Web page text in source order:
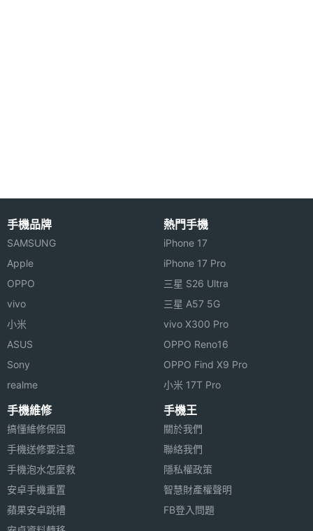
畫面清晰、細節生動的精彩視頻短片，隨時隨地記錄
生活點滴。THL 美猴王 2 採用魔麗音技術，使頻譜更
寬，讓用戶享受高融合性的低頻聲音；具備 HALL 感
測器，將 Hall 傳感磁鐵安裝在手機皮套上，通過與手
機內置 Hall 功能結合，可以實現翻開 / 合閉皮套時螢
幕自動亮起 / 熄滅與接聽電話 / 掛機功能；除此，THL
美猴王 2 亦支援藍牙 4.0、Wi-Fi、GPS、OTG 外接設
備與 NFC 近場通訊功能。
THL 美猴王 2 功能特色
◎ 運行基於 Android 4.2 深度開發的糖豆 OS 作業系
主螢幕
相機規格
主相機
畫素
主相機
感光元
件
主相機
LED補
光燈
手機品牌
SAMSUNG
Apple
OPPO
vivo
小米
ASUS
Sony
realme
熱門手機
iPhone 17
iPhone 17 Pro
三星 S26 Ultra
三星 A57 5G
vivo X300 Pro
OPPO Reno16
OPPO Find X9 Pro
小米 17T Pro
手機維修
搞懂維修保固
手機送修要注意
手機泡水怎麼救
安卓手機重置
蘋果安卓跳槽
手機王
關於我們
聯絡我們
隱私權政策
智慧財產權聲明
FB登入問題